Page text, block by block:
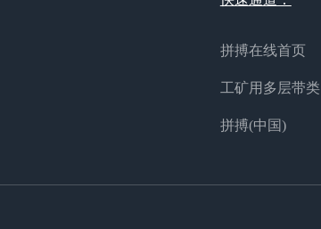
拼搏在线首页
工矿用多层带类
拼搏(中国)